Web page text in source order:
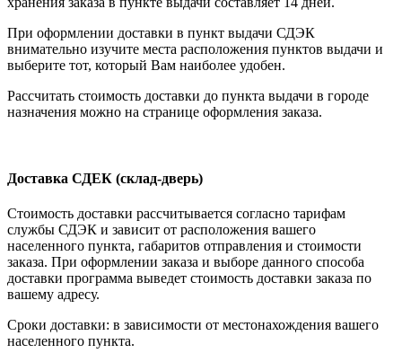
При оформлении доставки в пункт выдачи СДЭК
внимательно изучите места расположения пунктов выдачи и
выберите тот, который Вам наиболее удобен.
Рассчитать стоимость доставки до пункта выдачи в городе
назначения можно на странице оформления заказа.
Доставка СДЕК (склад-дверь)
Стоимость доставки рассчитывается согласно тарифам
службы СДЭК и зависит от расположения вашего
населенного пункта, габаритов отправления и стоимости
заказа. При оформлении заказа и выборе данного способа
доставки программа выведет стоимость доставки заказа по
вашему адресу.
Сроки доставки: в зависимости от местонахождения вашего
населенного пункта.